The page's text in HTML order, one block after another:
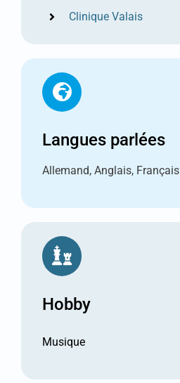
Clinique Valais
Langues parlées
Allemand, Anglais, Français
Hobby
Musique